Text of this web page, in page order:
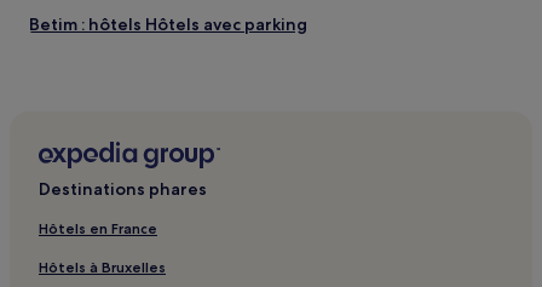
Betim : hôtels Hôtels avec parking
Ouro Preto : hôtels Hôtels avec petit-déjeuner gratuit
Ouro Preto : hôtels Hôtels acceptant les animaux de
compagnie
Ouro Preto : Auberges de jeunesse
Destinations phares
Hôtels en France
Hôtels à Bruxelles